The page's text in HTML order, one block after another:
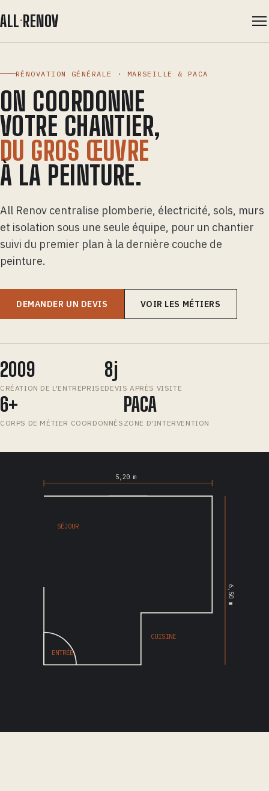
ALL·RENOV
Démarche
Zone d'intervention
Garanties
Contact
RÉNOVATION GÉNÉRALE · MARSEILLE & PACA
ON COORDONNE
VOTRE CHANTIER,
DU GROS ŒUVRE
À LA PEINTURE.
All Renov centralise plomberie, électricité, sols, murs
et isolation sous une seule équipe, pour un chantier
suivi du premier plan à la dernière couche de
peinture.
DEMANDER UN DEVIS VOIR LES MÉTIERS
2009
CRÉATION DE L'ENTREPRISE
8j
DEVIS APRÈS VISITE
6+
CORPS DE MÉTIER COORDONNÉS
PACA
ZONE D'INTERVENTION
5,20 m
6,50 m
SÉJOUR
CUISINE
ENTRÉE